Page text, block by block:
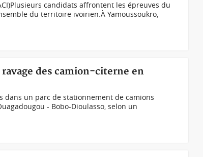
candidats affrontent les épreuves du
du territoire ivoirien.À Yamoussoukro,
des camion-citerne en
dans un parc de stationnement de camions
- Bobo-Dioulasso, selon un